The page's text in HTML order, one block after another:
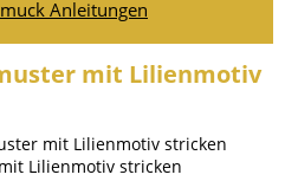
Anleitungen
mit Lilienmotiv
mit Lilienmotiv stricken